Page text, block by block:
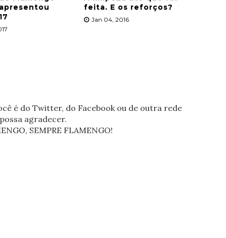
feita. E os reforços?
Jan 04, 2016
é do Twitter, do Facebook ou de outra rede
agradecer.
SEMPRE FLAMENGO!